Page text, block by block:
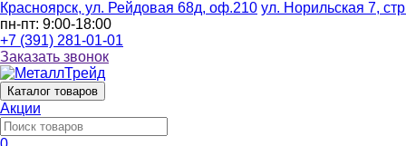
Красноярск, ул. Рейдовая 68д, оф.210 ул. Норильская 7,
пн-пт: 9:00-18:00
+7 (391) 281-01-01
Заказать звонок
Каталог товаров
Акции